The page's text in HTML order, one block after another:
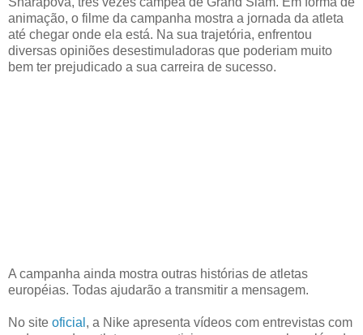
animação, o filme da campanha mostra a jornada da atleta
até chegar onde ela está. Na sua trajetória, enfrentou
diversas opiniões desestimuladoras que poderiam muito
bem ter prejudicado a sua carreira de sucesso.
A campanha ainda mostra outras histórias de atletas
européias. Todas ajudarão a transmitir a mensagem.
No site oficial , a Nike apresenta vídeos com entrevistas com